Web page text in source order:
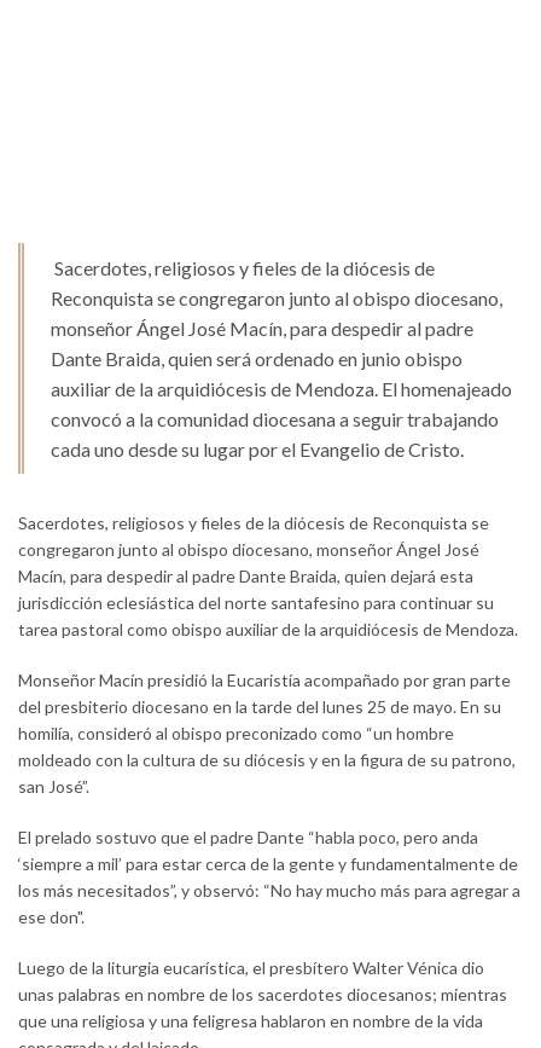
Sacerdotes, religiosos y fieles de la diócesis de
Reconquista se congregaron junto al obispo diocesano,
monseñor Ángel José Macín, para despedir al padre
Dante Braida, quien será ordenado en junio obispo
auxiliar de la arquidiócesis de Mendoza. El homenajeado
convocó a la comunidad diocesana a seguir trabajando
cada uno desde su lugar por el Evangelio de Cristo.
Sacerdotes, religiosos y fieles de la diócesis de Reconquista se
congregaron junto al obispo diocesano, monseñor Ángel José
Macín, para despedir al padre Dante Braida, quien dejará esta
jurisdicción eclesiástica del norte santafesino para continuar su
tarea pastoral como obispo auxiliar de la arquidiócesis de Mendoza.
Monseñor Macín presidió la Eucaristía acompañado por gran parte
del presbiterio diocesano en la tarde del lunes 25 de mayo. En su
homilía, consideró al obispo preconizado como “un hombre
moldeado con la cultura de su diócesis y en la figura de su patrono,
san José”.
El prelado sostuvo que el padre Dante “habla poco, pero anda
‘siempre a mil’ para estar cerca de la gente y fundamentalmente de
los más necesitados”, y observó: “No hay mucho más para agregar a
ese don".
Luego de la liturgia eucarística, el presbítero Walter Vénica dio
unas palabras en nombre de los sacerdotes diocesanos; mientras
que una religiosa y una feligresa hablaron en nombre de la vida